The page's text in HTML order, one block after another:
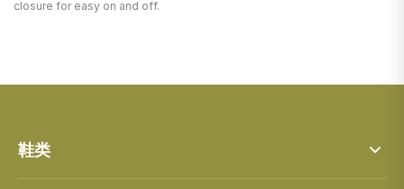
closure for easy on and off.
鞋类